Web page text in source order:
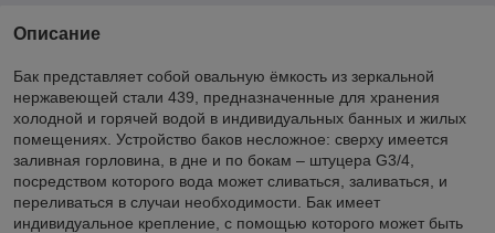
Описание
Бак представляет собой овальную ёмкость из зеркальной
нержавеющей стали 439, предназначенные для хранения
холодной и горячей водой в индивидуальных банных и жилых
помещениях. Устройство баков несложное: сверху имеется
заливная горловина, в дне и по бокам – штуцера G3/4,
посредством которого вода может сливаться, заливаться, и
переливаться в случаи необходимости. Бак имеет
индивидуальное крепление, с помощью которого может быть